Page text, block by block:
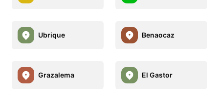
Ubrique Benaocaz
Grazalema El Gastor